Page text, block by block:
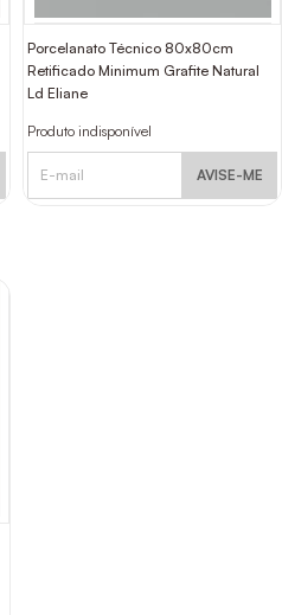
Porcelanato Técnico 80x80cm
Retificado Minimum Grafite Natural
Ld Eliane
Produto indisponível
AVISE-ME